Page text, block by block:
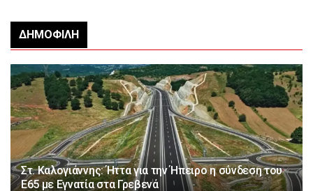
ΔΗΜΟΦΙΛΉ
Στ. Καλογιάννης: Ήττα για την Ήπειρο η σύνδεση του
Ε65 με Εγνατία στα Γρεβενά